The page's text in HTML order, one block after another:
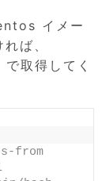
イメー
ば、
取得してく
from